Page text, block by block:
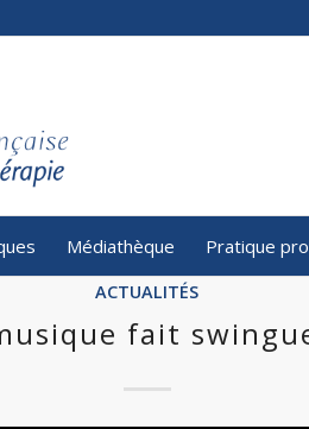
Médiathèque Pratique
ACTUALITÉS
fait